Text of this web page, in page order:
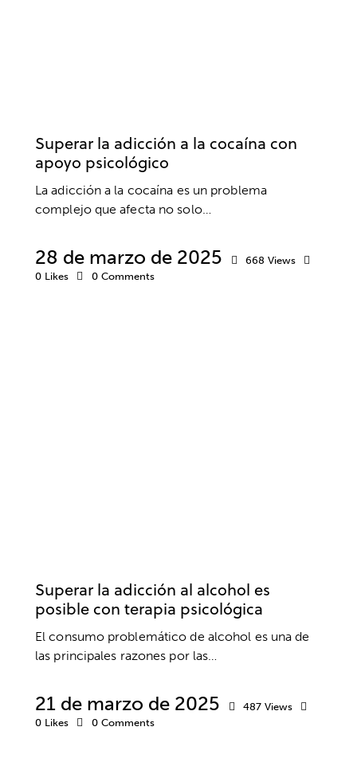
Superar la adicción a la cocaína con
apoyo psicológico
La adicción a la cocaína es un problema
complejo que afecta no solo…
28 de marzo de 2025 668 Views
0 Likes 0 Comments
Superar la adicción al alcohol es
posible con terapia psicológica
El consumo problemático de alcohol es una de
las principales razones por las…
21 de marzo de 2025 487 Views
0 Likes 0 Comments